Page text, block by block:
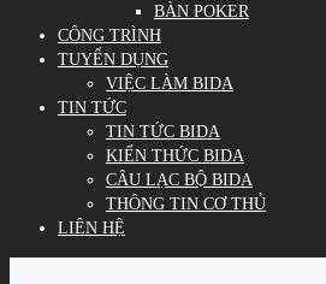
BÀN POKER
CÔNG TRÌNH
TUYỂN DỤNG
VIỆC LÀM BIDA
TIN TỨC
TIN TỨC BIDA
KIẾN THỨC BIDA
CÂU LẠC BỘ BIDA
THÔNG TIN CƠ THỦ
LIÊN HỆ